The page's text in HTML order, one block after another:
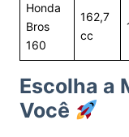
Honda
Bros
160
162,7
cc
Escolha a
Você